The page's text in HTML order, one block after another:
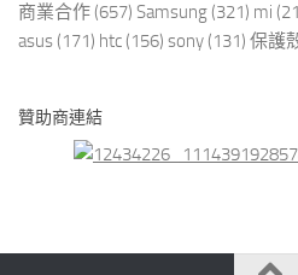
商業合作 (657) Samsung (321) mi
asus (171) htc (156) sony (131) 保護
贊助商連結